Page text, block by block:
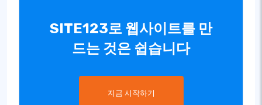
SITE123로 웹사이트를 만
드는 것은 쉽습니다
지금 시작하기